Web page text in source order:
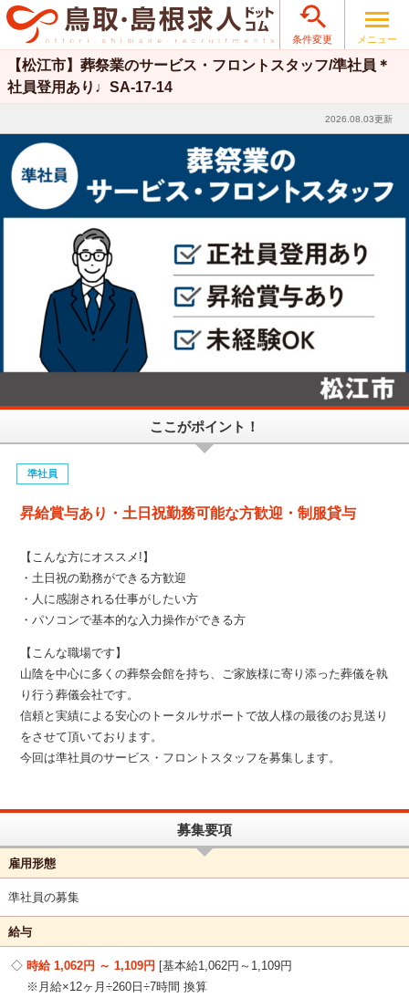

条件変更 メニュー
【松江市】葬祭業のサービス・フロントスタッフ/準社員＊
社員登用あり♩SA-17-14
2026.08.03更新
ここがポイント！
準社員
昇給賞与あり・土日祝勤務可能な方歓迎・制服貸与
【こんな方にオススメ!】
・土日祝の勤務ができる方歓迎
・人に感謝される仕事がしたい方
・パソコンで基本的な入力操作ができる方
【こんな職場です】
山陰を中心に多くの葬祭会館を持ち、ご家族様に寄り添った葬儀を執
り行う葬儀会社です。
信頼と実績による安心のトータルサポートで故人様の最後のお見送り
をさせて頂いております。
今回は準社員のサービス・フロントスタッフを募集します。
募集要項
雇用形態
準社員の募集
給与
時給 1,062円 ～ 1,109円
基本給1,062円～1,109円
※月給×12ヶ月÷260日÷7時間 換算